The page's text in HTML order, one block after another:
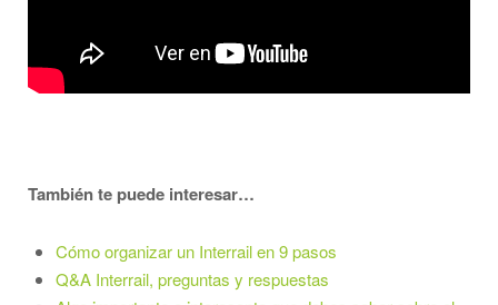
También te puede interesar…
Cómo organizar un Interrail en 9 pasos
Q&A Interrail, preguntas y respuestas